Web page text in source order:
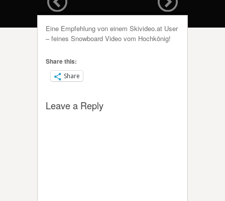
Eine Empfehlung von einem Skivideo.at User
– feines Snowboard Video vom Hochkönig!
Share this:
Share
Leave a Reply